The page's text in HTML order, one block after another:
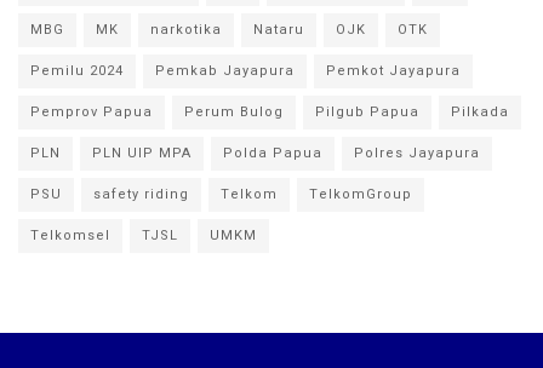
MBG
MK narkotika Nataru OJK
OTK
Pemilu 2024
Pemkab Jayapura
Pemkot Jayapura
Pemprov Papua
Perum Bulog Pilgub Papua
Pilkada
PLN
PLN UIP MPA Polda Papua
Polres Jayapura
PSU
safety riding Telkom
TelkomGroup
Telkomsel
TJSL UMKM